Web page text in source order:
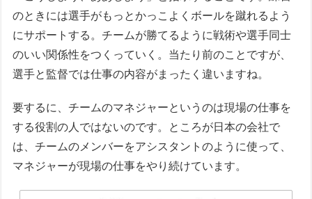
のときには選手がもっとかっこよくボールを蹴れるよう
にサポートする。チームが勝てるように戦術や選手同士
のいい関係性をつくっていく。当たり前のことですが、
選手と監督では仕事の内容がまったく違いますね。
要するに、チームのマネジャーというのは現場の仕事を
する役割の人ではないのです。ところが日本の会社で
は、チームのメンバーをアシスタントのように使って、
マネジャーが現場の仕事をやり続けています。